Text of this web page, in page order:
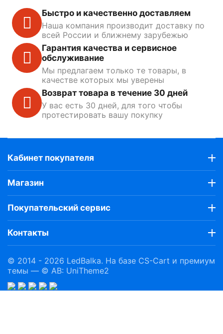
Быстро и качественно доставляем
Наша компания производит доставку по
всей России и ближнему зарубежью
Гарантия качества и сервисное
обслуживание
Мы предлагаем только те товары, в
качестве которых мы уверены
Возврат товара в течение 30 дней
У вас есть 30 дней, для того чтобы
протестировать вашу покупку
Кабинет покупателя
Магазин
Покупательский сервис
Контакты
© 2014 - 2026 LedBalka. На базе CS-Cart и премиум
темы — © AB: UniTheme2